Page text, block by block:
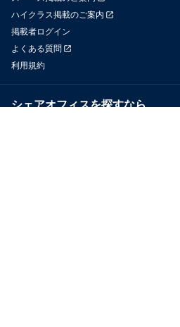
ハイクラス掲載のご案内
掲載者ログイン
よくある質問
利用規約
シェアオフィスを探すなら